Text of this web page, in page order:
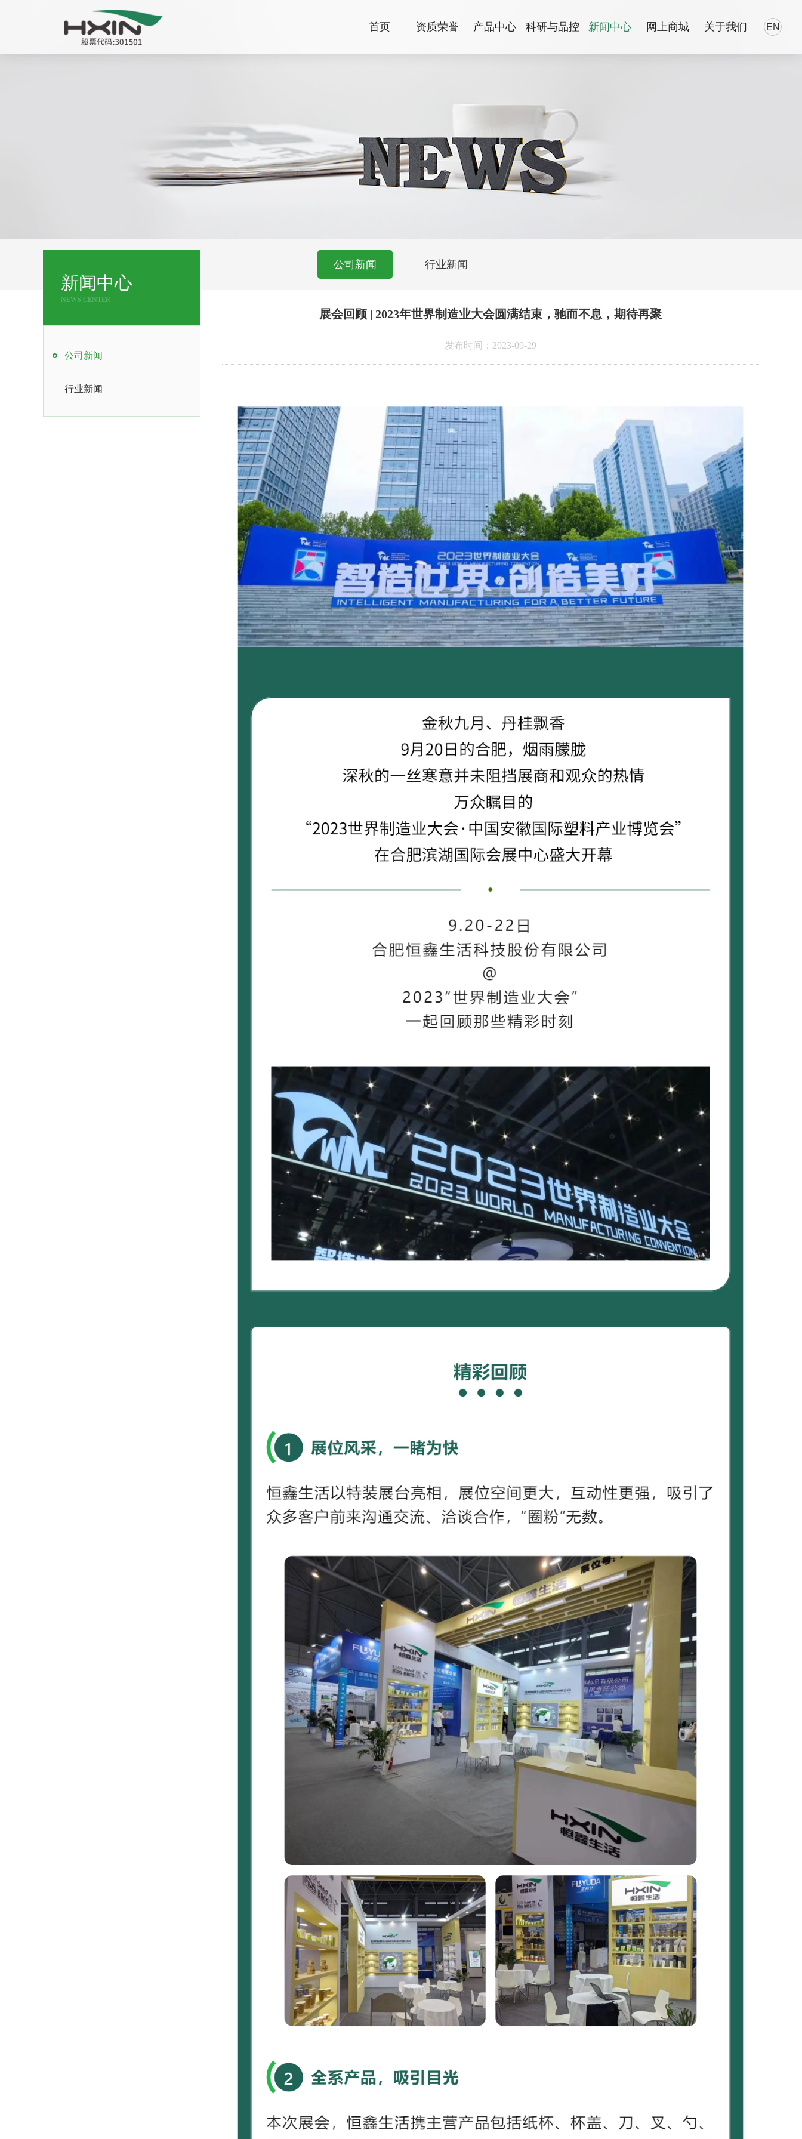
首页 资质荣誉 产品中心 科研与品控 新闻中心 网上商城 关于我们 EN
公司新闻 行业新闻
新闻中心
NEWS CENTER
公司新闻
行业新闻
展会回顾 | 2023年世界制造业大会圆满结束，驰而不息，期待再聚
发布时间：2023-09-29